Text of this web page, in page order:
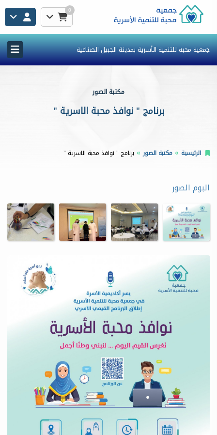
0
جمعية محبه للتنمية الأسرية بمدينة الجبيل الصناعية
مكتبة الصور
برنامج " نوافذ محبة الاسرية "
الرئيسية مكتبة الصور برنامج " نوافذ محبة الاسرية "
البوم الصور